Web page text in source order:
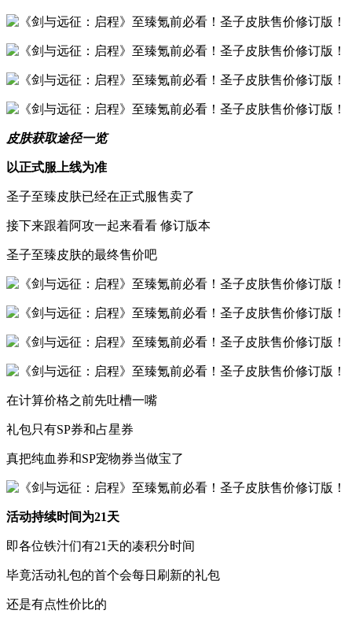
皮肤获取途径一览
以正式服上线为准
圣子至臻皮肤已经在正式服售卖了
接下来跟着阿攻一起来看看 修订版本
圣子至臻皮肤的最终售价吧
在计算价格之前先吐槽一嘴
礼包只有SP券和占星券
真把纯血券和SP宠物券当做宝了
活动持续时间为21天
即各位铁汁们有21天的凑积分时间
毕竟活动礼包的首个会每日刷新的礼包
还是有点性价比的